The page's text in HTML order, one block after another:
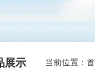
展示 当前位置：